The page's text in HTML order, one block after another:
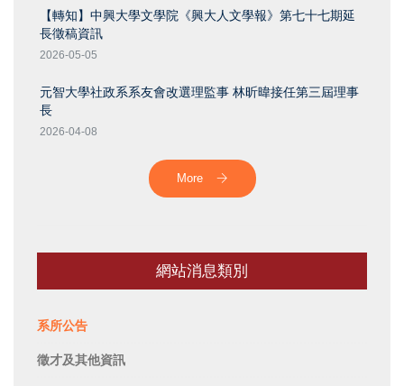
【轉知】中興大學文學院《興大人文學報》第七十七期延
長徵稿資訊
2026-05-05
元智大學社政系系友會改選理監事 林昕暐接任第三屆理事
長
2026-04-08
More
網站消息類別
系所公告
徵才及其他資訊